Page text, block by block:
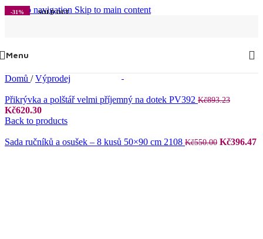
Skip to navigation Skip to main content
Menu
Domů / Výprodej
Přikrývka a polštář velmi příjemný na dotek PV392 Kč893.23
Původní
cena
Kč893.23.
Kč620.30Aktuální
cena
Kč620.30.
Back to products
Sada ručníků a osušek – 8 kusů 50×90 cm 2108 Kč550.00 Původní
Kč396.47
-31% SOLD OUT